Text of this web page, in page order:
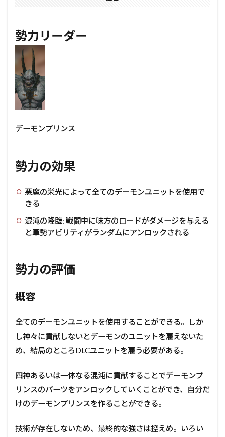
勢力リーダー
デーモンプリンス
勢力の効果
悪魔の栄光によって全てのデーモンユニットを使用で
きる
混沌の降臨: 戦闘中に味方のロードがダメージを与える
と軍勢アビリティがランダムにアンロックされる
勢力の評価
概容
全てのデーモンユニットを使用することができる。しか
し神々に貢献しないとデーモンのユニットを雇えないた
め、結局のところDLCユニットを雇う必要がある。
四神あるいは一体なる混沌に貢献することでデーモンプ
リンスのパーツをアンロックしていくことができ、自分だ
けのデーモンプリンスを作ることができる。
技術が存在しないため、最終的な強さは控えめ。いろい